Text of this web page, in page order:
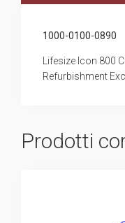
1000-0100-0890
Lifesize Icon 800
Refurbishment
Prodotti